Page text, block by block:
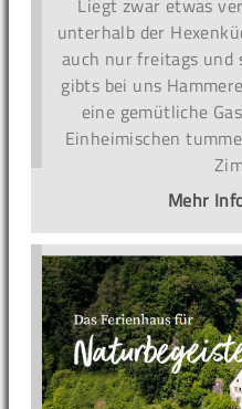
unterhalb der
auch nur freitags und
gibts bei uns
eine gemütliche
Einheimischen
Mehr